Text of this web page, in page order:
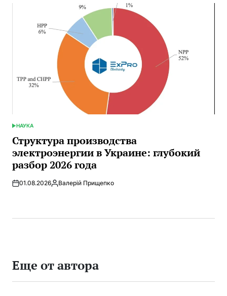
ОПУБЛИКОВАНО
В
НАУКА
Структура производства
электроэнергии в Украине: глубокий
разбор 2026 года
01.08.2026Запись
Валерій Прищепко
Еще от автора